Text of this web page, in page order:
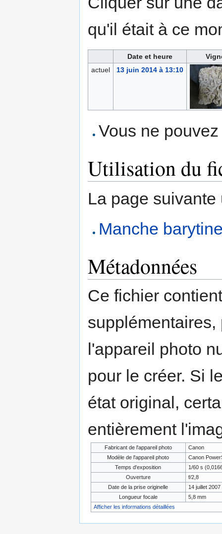
qu'il était à ce
Date et heure
actuel
13 juin 2014 à 13:10
Vous ne
Utilisation du
La page
Manche
Métadonnées
Ce fichier
l'appareil photo
pour le créer. Si
état original,
entièrement
Fabricant de l'appareil photo
Canon
Modèle de l'appareil photo
Canon
Temps d'exposition
1/60 s
Ouverture
f/2,8
Date de la prise originelle
14 juillet
Longueur focale
5,8 mm
Afficher les informations détaillées